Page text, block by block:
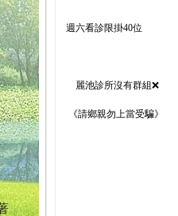
週六看診限掛40位
麗池診所沒有群組❌
《請鄉親勿上當受騙》